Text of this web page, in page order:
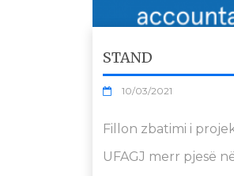
STAND
10/03/2021
Fillon zbatimi i
UFAGJ merr pjesë